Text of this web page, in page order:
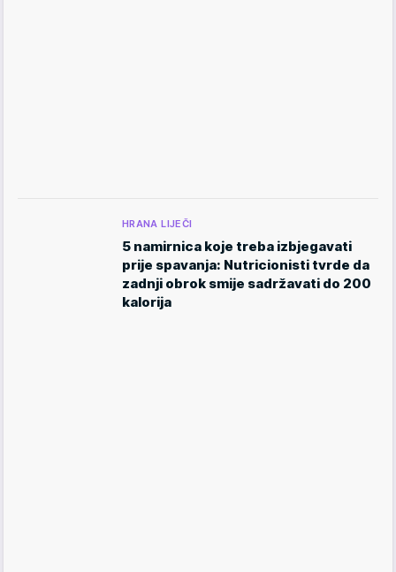
HRANA LIJEČI
5 namirnica koje treba izbjegavati
prije spavanja: Nutricionisti tvrde da
zadnji obrok smije sadržavati do 200
kalorija